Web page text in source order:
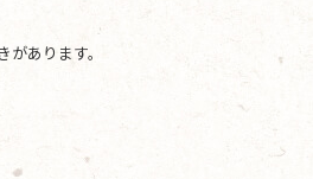
あります。